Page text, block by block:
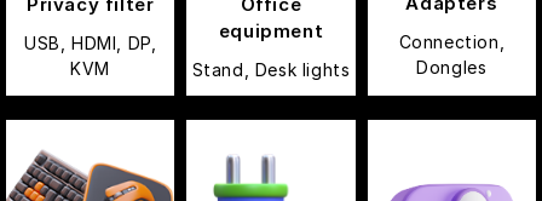
USB, HDMI, DP,
KVM
equipment
Stand, Desk lights
Connection,
Dongles